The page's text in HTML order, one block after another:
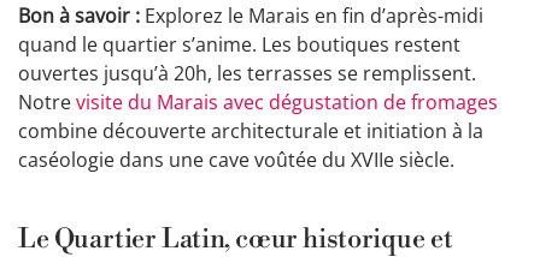
Bon à savoir : Explorez le Marais en fin d’après-midi
quand le quartier s’anime. Les boutiques restent
ouvertes jusqu’à 20h, les terrasses se remplissent.
Notrevisite du Marais avec dégustation de fromages
combine découverte architecturale et initiation à la
caséologie dans une cave voûtée du XVIIe siècle.
Le Quartier Latin, cœur historique et